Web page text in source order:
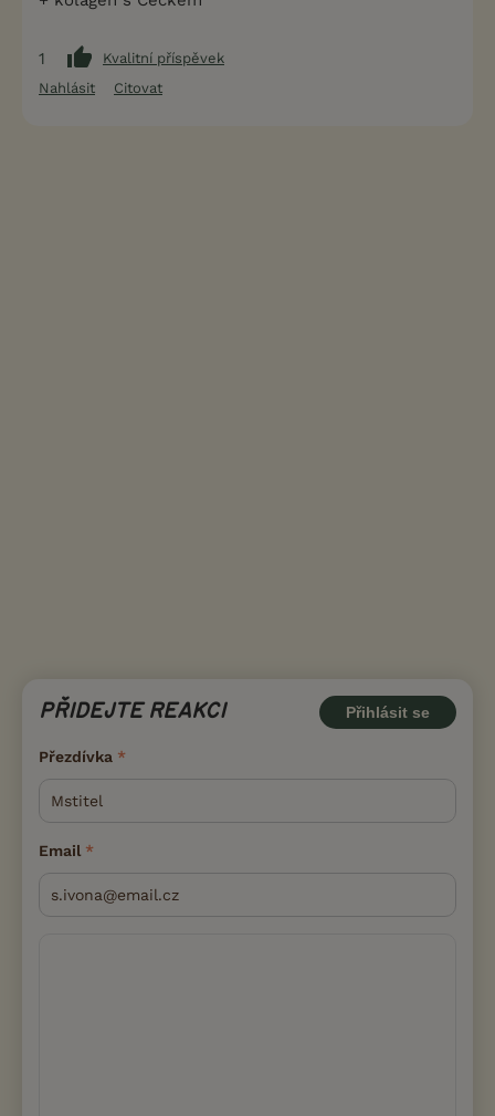
1
Kvalitní příspěvek
Nahlásit
Citovat
PŘIDEJTE REAKCI Přihlásit se
Přezdívka
Email